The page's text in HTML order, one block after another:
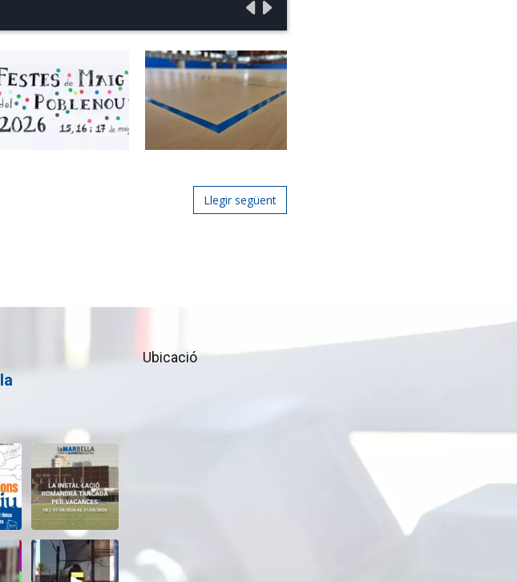
Llegir següent
...
El CEM La Mar
Bella romandrà
tancat durant el
11 0
...
Cada sessió és
un pas més cap als
teus...
Ubicació